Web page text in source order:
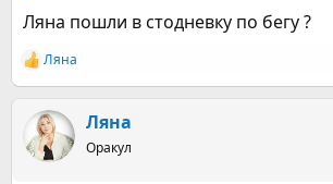
Ляна пошли в стодневку по бегу ?
Р
е
и
Ляна
Ляна
Оракул